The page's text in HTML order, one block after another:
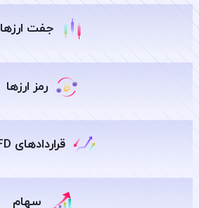
جفت ارزها
رمز ارزها
قراردادهای CFD
سهام